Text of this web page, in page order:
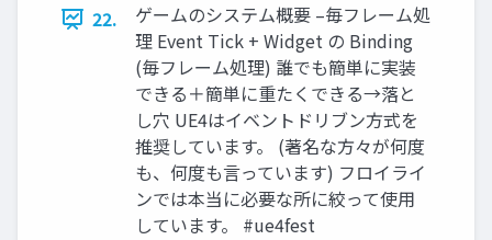
22.
ゲームのシステム概要 –毎フレーム処
理 Event Tick + Widget の Binding
(毎フレーム処理) 誰でも簡単に実装
できる＋簡単に重たくできる→落と
し穴 UE4はイベントドリブン方式を
推奨しています。 (著名な方々が何度
も、何度も言っています) フロイライ
ンでは本当に必要な所に絞って使用
しています。 #ue4fest